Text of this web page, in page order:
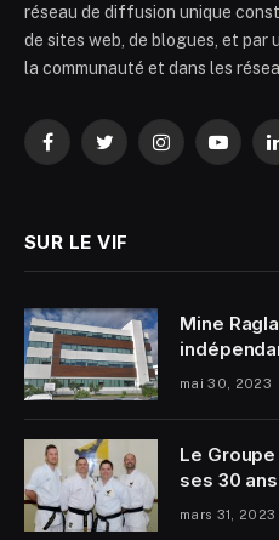
réseau de diffusion unique
de sites web, de blogues, et par
la communauté et dans les
FacebookTwitterInstagram
SUR LE VIF
Mine
mai 30, 2023
Le
ses 30 ans
mars 31, 2023